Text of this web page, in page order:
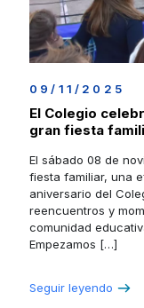
09/11/2025
El Colegio
gran fiesta
El sábado 08 de
fiesta familiar, una
aniversario del
reencuentros y
comunidad
Empezamos […]
Seguir leyendo